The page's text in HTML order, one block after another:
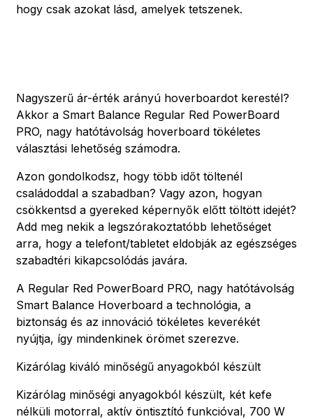
hogy csak azokat lásd, amelyek tetszenek.
Nagyszerű ár-érték arányú hoverboardot kerestél?
Akkor a Smart Balance Regular Red PowerBoard
PRO, nagy hatótávolság hoverboard tökéletes
választási lehetőség számodra.
Azon gondolkodsz, hogy több időt töltenél
családoddal a szabadban? Vagy azon, hogyan
csökkentsd a gyereked képernyők előtt töltött idejét?
Add meg nekik a legszórakoztatóbb lehetőséget
arra, hogy a telefont/tabletet eldobják az egészséges
szabadtéri kikapcsolódás javára.
A Regular Red PowerBoard PRO, nagy hatótávolság
Smart Balance Hoverboard a technológia, a
biztonság és az innováció tökéletes keverékét
nyújtja, így mindenkinek örömet szerezve.
Kizárólag kiváló minőségű anyagokból készült
Kizárólag minőségi anyagokból készült, két kefe
nélküli motorral, aktív öntisztító funkcióval, 700 W